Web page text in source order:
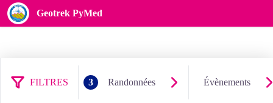
Geotrek PyMed
FILTRES 3 Randonnées Évènements
29 résultats trouvés